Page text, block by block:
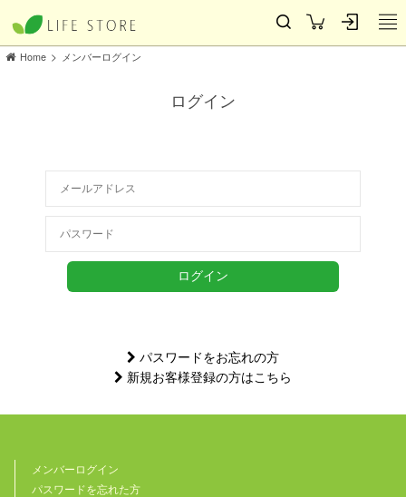
Home > メンバーログイン
ログイン
パスワードをお忘れの方
新規お客様登録の方はこちら
メンバーログイン
パスワードを忘れた方